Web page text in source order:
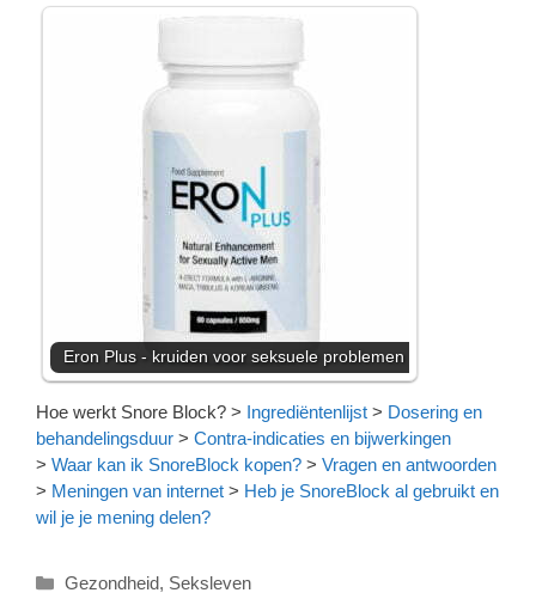
Eron Plus - kruiden voor seksuele problemen
Hoe werkt Snore Block? > Ingrediëntenlijst > Dosering en
behandelingsduur > Contra-indicaties en bijwerkingen
> Waar kan ik SnoreBlock kopen? > Vragen en antwoorden
> Meningen van internet > Heb je SnoreBlock al gebruikt en
wil je je mening delen?
Categorieën
Gezondheid, Seksleven